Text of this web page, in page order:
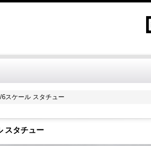
スケール スタチュー
スタチュー